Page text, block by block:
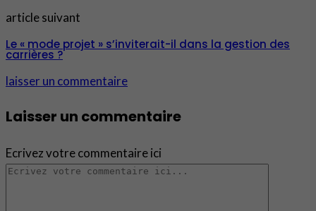
article suivant
Le « mode projet » s’inviterait-il dans la gestion des
carrières ?
laisser un commentaire
Laisser un commentaire
Ecrivez votre commentaire ici